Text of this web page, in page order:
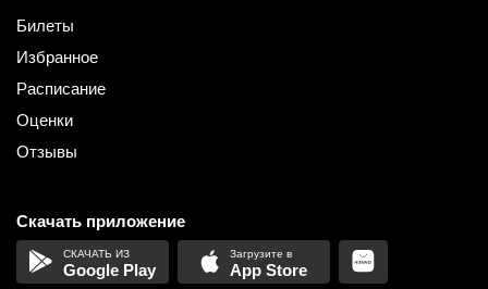
Билеты
Избранное
Расписание
Оценки
Отзывы
Скачать приложение
Google Play App Store